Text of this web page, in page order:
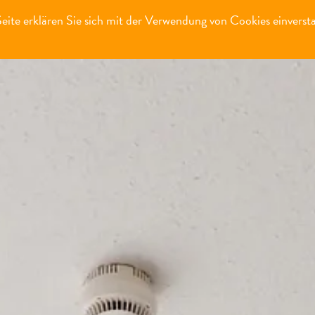
erklären Sie sich mit der Verwendung von Cookies